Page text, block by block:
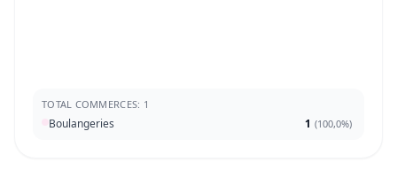
TOTAL COMMERCES: 1
Boulangeries 1 (100,0%)